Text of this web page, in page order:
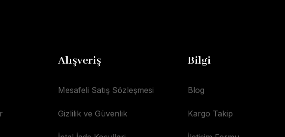
Alışveriş
Mesafeli Satış Sözleşmesi
Gizlilik ve Güvenlik
Bilgi
Blog
Kargo Takip